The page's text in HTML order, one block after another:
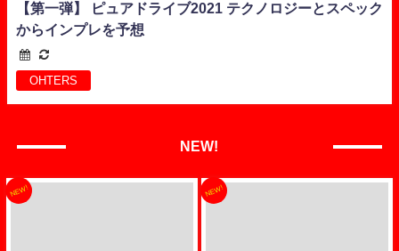
【第一弾】 ピュアドライブ2021 テクノロジーとスペック
からインプレを予想
OHTERS
NEW!
NEW! NEW!